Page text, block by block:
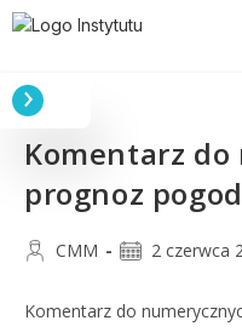
Komentarz
prognoz
CMM 2 czerwca
Komentarz do